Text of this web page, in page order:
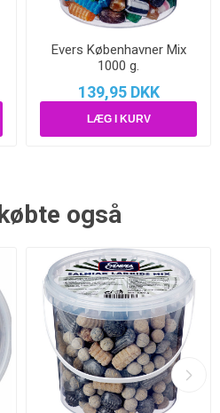
Evers Københavner Mix
1000 g.
139,95 DKK
også